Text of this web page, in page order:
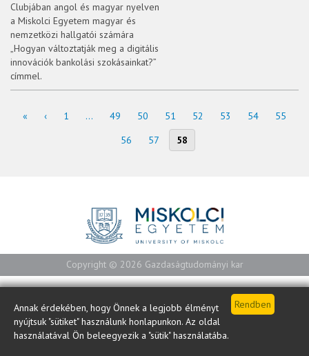
Annak érdekében, hogy Önnek a legjobb élményt
nyújtsuk "sütiket" használunk honlapunkon. Az oldal
használatával Ön beleegyezik a "sütik" használatába.
Clubjában angol és magyar nyelven
a Miskolci Egyetem magyar és
nemzetközi hallgatói számára
„Hogyan változtatják meg a digitális
innovációk bankolási szokásainkat?”
címmel.
« ‹ 1 ... 49 50 51 52 53 54
55
56
57 58
Copyright © 2026 Gazdaságtudományi kar